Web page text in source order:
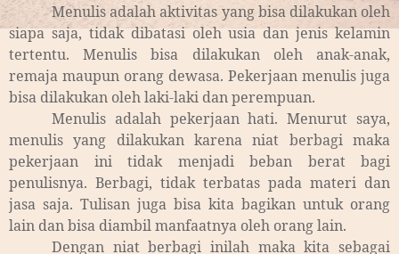
Menulis adalah aktivitas yang bisa dilakukan oleh
siapa saja, tidak dibatasi oleh usia dan jenis kelamin
tertentu. Menulis bisa dilakukan oleh anak-anak,
remaja maupun orang dewasa. Pekerjaan menulis juga
bisa dilakukan oleh laki-laki dan perempuan.
Menulis adalah pekerjaan hati. Menurut saya,
menulis yang dilakukan karena niat berbagi maka
pekerjaan ini tidak menjadi beban berat bagi
penulisnya. Berbagi, tidak terbatas pada materi dan
jasa saja. Tulisan juga bisa kita bagikan untuk orang
lain dan bisa diambil manfaatnya oleh orang lain.
Dengan niat berbagi inilah maka kita sebagai